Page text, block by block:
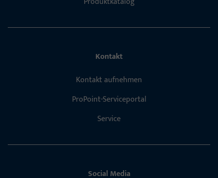
Kontakt
Kontakt aufnehmen
ProPoint-Serviceportal
Service
Social Media